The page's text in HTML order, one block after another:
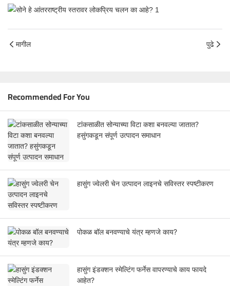
मागील पुढे
Recommended For You
टांकसाळीत सोन्याच्या विटा कशा बनवल्या जातात?
हसुंगकडून संपूर्ण उत्पादन समाधान
हासुंग ज्वेलरी चेन उत्पादन लाइनचे सविस्तर स्पष्टीकरण
पोकळ बॉल बनवण्याचे यंत्र म्हणजे काय?
हासुंग इंडक्शन स्मेल्टिंग फर्नेस वापरण्याचे काय फायदे
आहेत?